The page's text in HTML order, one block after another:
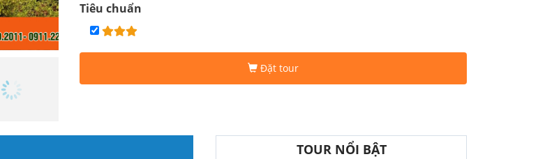
Tiêu chuẩn
Đặt tour
TOUR NỔI BẬT